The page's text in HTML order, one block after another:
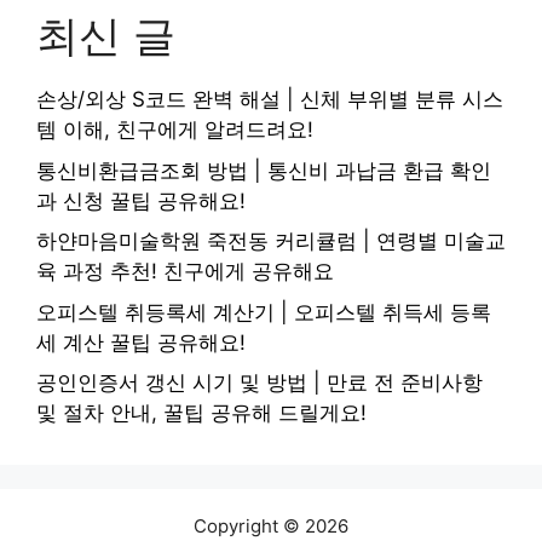
최신 글
손상/외상 S코드 완벽 해설 | 신체 부위별 분류 시스
템 이해, 친구에게 알려드려요!
통신비환급금조회 방법 | 통신비 과납금 환급 확인
과 신청 꿀팁 공유해요!
하얀마음미술학원 죽전동 커리큘럼 | 연령별 미술교
육 과정 추천! 친구에게 공유해요
오피스텔 취등록세 계산기 | 오피스텔 취득세 등록
세 계산 꿀팁 공유해요!
공인인증서 갱신 시기 및 방법 | 만료 전 준비사항
및 절차 안내, 꿀팁 공유해 드릴게요!
Copyright © 2026